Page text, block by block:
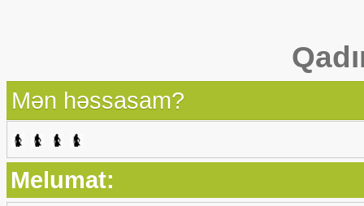
Mən həssasam?
Melumat: